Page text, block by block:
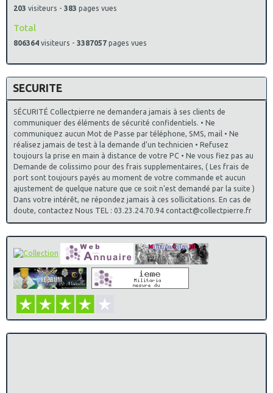
203 visiteurs - 383 pages vues
Total
806364 visiteurs - 3387057 pages vues
SECURITE
SÉCURITÉ Collectpierre ne demandera jamais à ses clients de
communiquer des éléments de sécurité confidentiels. • Ne
communiquez aucun Mot de Passe par téléphone, SMS, mail • Ne
réalisez jamais de test à la demande d’un technicien • Refusez
toujours la prise en main à distance de votre PC • Ne vous fiez pas au
Demande de colissimo pour des frais supplementaires, ( Les frais de
port sont toujours payés au moment de votre commande et aucun
ajustement de quelque nature que ce soit n'est demandé par la suite )
Dans votre intérêt, ne répondez jamais à ces sollicitations. En cas de
doute, contactez Nous TEL : 03.23.24.70.94 contact@collectpierre.fr